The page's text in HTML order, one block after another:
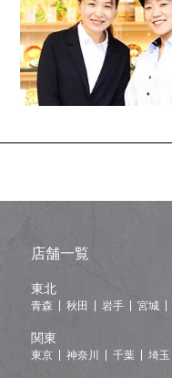
店舗一覧
東北
青森 秋田 岩手 宮城
関東
東京 神奈川 千葉 埼玉